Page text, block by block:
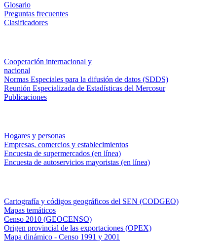
Glosario
Preguntas frecuentes
Clasificadores
Cooperación internacional y
nacional
Normas Especiales para la difusión de datos (SDDS)
Reunión Especializada de Estadísticas del Mercosur
Publicaciones
Hogares y personas
Empresas, comercios y establecimientos
Encuesta de supermercados (en línea)
Encuesta de autoservicios mayoristas (en línea)
Cartografía y códigos geográficos del SEN (CODGEO)
Mapas temáticos
Censo 2010 (GEOCENSO)
Origen provincial de las exportaciones (OPEX)
Mapa dinámico - Censo 1991 y 2001